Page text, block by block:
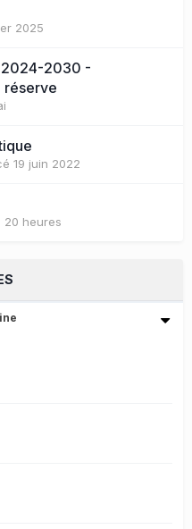
2025
2024-2030 -
réserve
19 juin 2022
20 heures